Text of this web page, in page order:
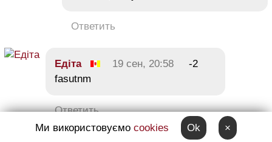
Ответить
Едіта 19 сен, 20:58
-2
fasutnm
Ответить
Ми використовуємо cookies Ok ×